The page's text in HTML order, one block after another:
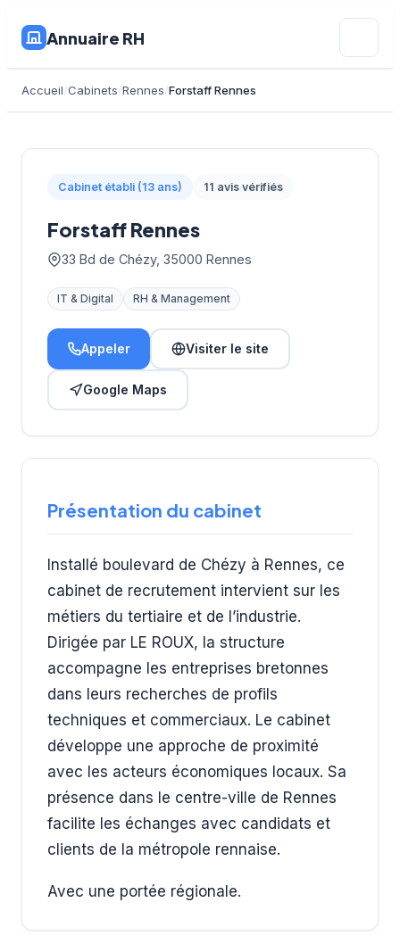
Annuaire RH
Accueil Cabinets Rennes Forstaff Rennes
Cabinet établi (13 ans) 11 avis vérifiés
Forstaff Rennes
33 Bd de Chézy, 35000 Rennes
IT & Digital RH & Management
Appeler Visiter le site
Google Maps
Présentation du cabinet
Installé boulevard de Chézy à Rennes, ce
cabinet de recrutement intervient sur les
métiers du tertiaire et de l’industrie.
Dirigée par LE ROUX, la structure
accompagne les entreprises bretonnes
dans leurs recherches de profils
techniques et commerciaux. Le cabinet
développe une approche de proximité
avec les acteurs économiques locaux. Sa
présence dans le centre-ville de Rennes
facilite les échanges avec candidats et
clients de la métropole rennaise.
Avec une portée régionale.